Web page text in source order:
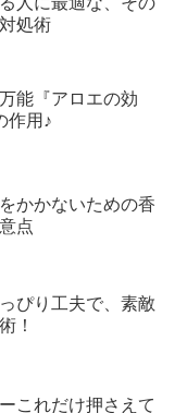
処術
能『アロエの効
作用♪
かかないための香
点
ぴり工夫で、素敵
！
これだけ押さえて